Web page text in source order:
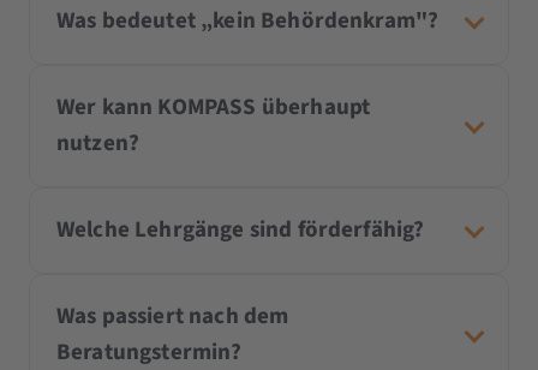
Was bedeutet „kein Behördenkram"?
Wer kann KOMPASS überhaupt
nutzen?
Welche Lehrgänge sind förderfähig?
Was passiert nach dem
Beratungstermin?